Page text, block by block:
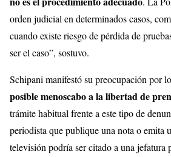
orden judicial en determinados casos,
cuando existe riesgo de pérdida de
ser el caso”, sostuvo.
Schipani manifestó su preocupación por
posible menoscabo a la libertad de
trámite habitual frente a este tipo de
periodista que publique una nota o emita
televisión podría ser citado a una jefatura